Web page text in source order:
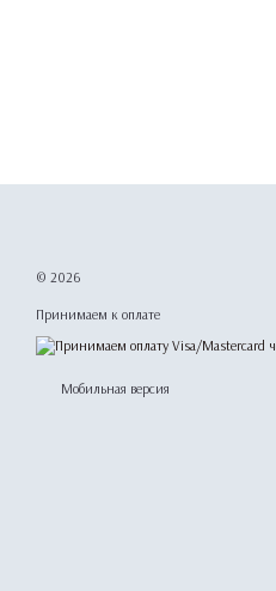
© 2026
Принимаем к оплате
Мобильная версия